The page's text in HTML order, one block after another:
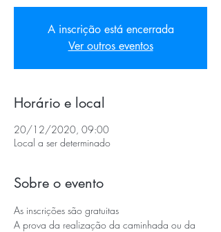
A inscrição está encerrada
Ver outros eventos
Horário e local
20/12/2020, 09:00
Local a ser determinado
Sobre o evento
As inscrições são gratuitas
A prova da realização da caminhada ou da